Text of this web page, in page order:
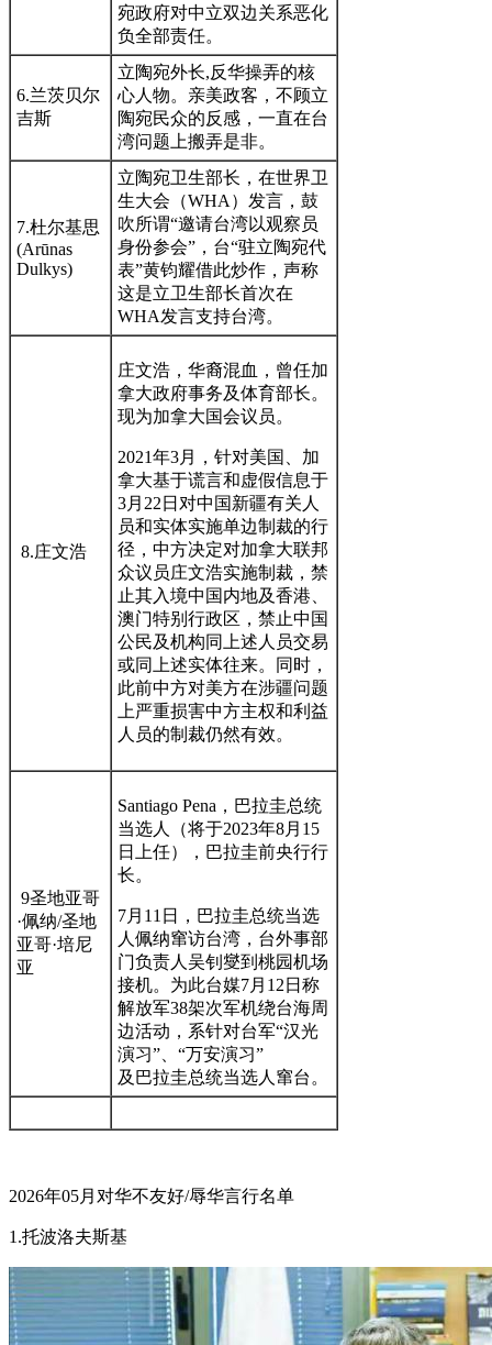
宛政府对中立双边关系恶化
负全部责任。
6.兰茨贝尔
吉斯
立陶宛外长,反华操弄的核
心人物。亲美政客，不顾立
陶宛民众的反感，一直在台
湾问题上搬弄是非。
7.杜尔基思
(Arūnas
Dulkys)
立陶宛卫生部长，在世界卫
生大会（WHA）发言，鼓
吹所谓“邀请台湾以观察员
身份参会”，台“驻立陶宛代
表”黄钧耀借此炒作，声称
这是立卫生部长首次在
WHA发言支持台湾。
8.庄文浩
庄文浩，华裔混血，曾任加
拿大政府事务及体育部长。
现为加拿大国会议员。
2021年3月，针对美国、加
拿大基于谎言和虚假信息于
3月22日对中国新疆有关人
员和实体实施单边制裁的行
径，中方决定对加拿大联邦
众议员庄文浩实施制裁，禁
止其入境中国内地及香港、
澳门特别行政区，禁止中国
公民及机构同上述人员交易
或同上述实体往来。同时，
此前中方对美方在涉疆问题
上严重损害中方主权和利益
人员的制裁仍然有效。
9圣地亚哥
·佩纳/圣地
亚哥·培尼
亚
Santiago Pena，巴拉圭总统
当选人（将于2023年8月15
日上任），巴拉圭前央行行
长。
7月11日，巴拉圭总统当选
人佩纳窜访台湾，台外事部
门负责人吴钊燮到桃园机场
接机。为此台媒7月12日称
解放军38架次军机绕台海周
边活动，系针对台军“汉光
演习”、“万安演习”
及巴拉圭总统当选人窜台。
2026年05月对华不友好/辱华言行名单
1.托波洛夫斯基